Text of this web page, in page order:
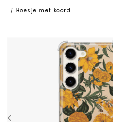
/ Hoesje met koord